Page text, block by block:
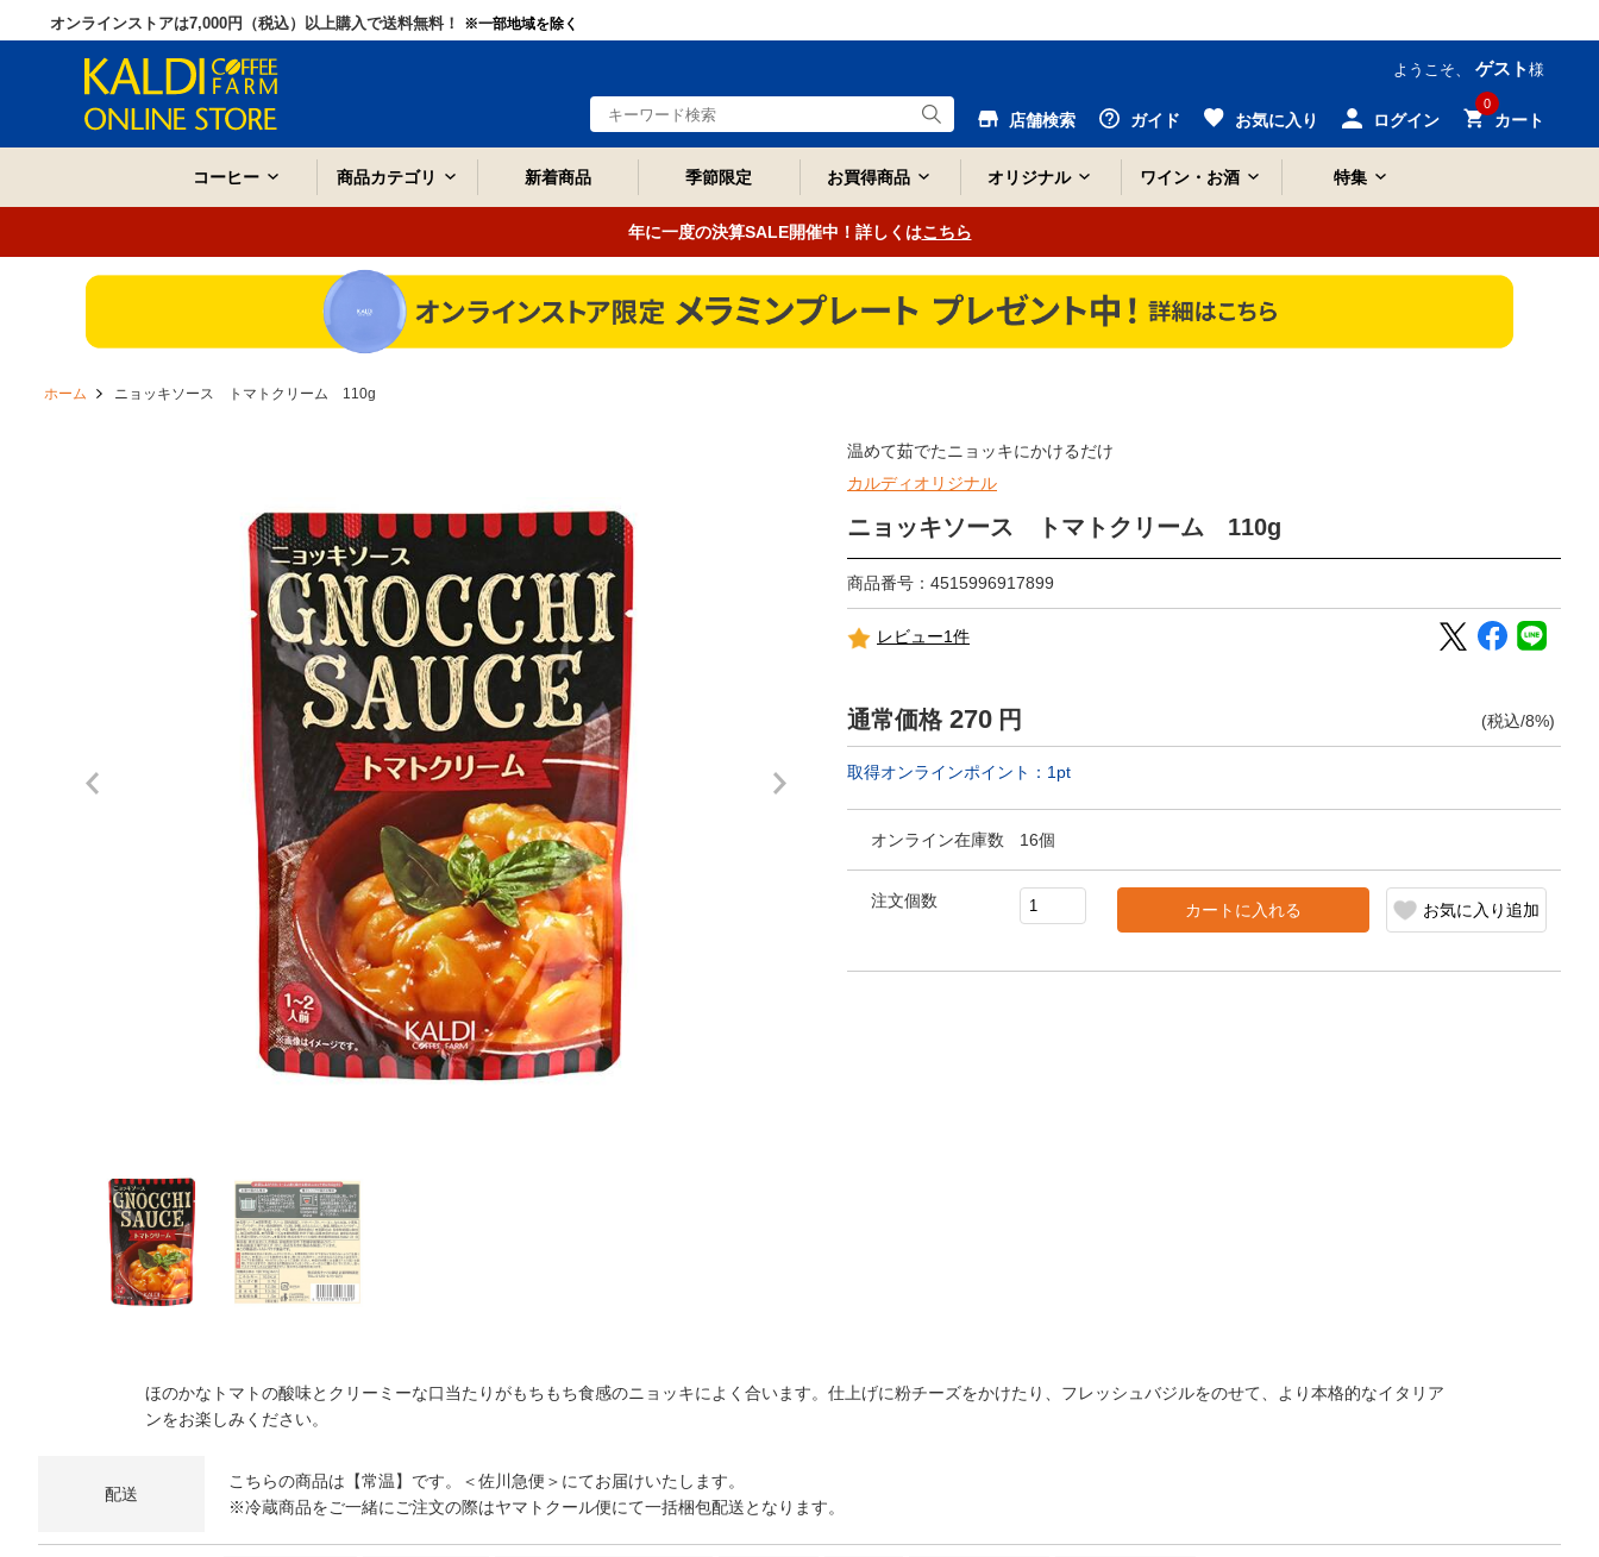
オンラインストアは7,000円（税込）以上購入で送料無料！ ※一部地域を除く
ようこそ、 ゲスト 様
店舗検索 ガイド お気に入り ログイン
0
カート
コーヒー 商品カテゴリ 新着商品 季節限定 お買得商品 オリジナル ワイン・お酒 特集
年に一度の決算SALE開催中！詳しくはこちら
ホーム ニョッキソース トマトクリーム 110g
温めて茹でたニョッキにかけるだけ
カルディオリジナル
ニョッキソース トマトクリーム 110g
商品番号：4515996917899
レビュー1件
通常価格 270 円 (税込/8%)
取得オンラインポイント： 1 pt
オンライン在庫数 16個
注文個数
カートに入れる お気に入り追加
ほのかなトマトの酸味とクリーミーな口当たりがもちもち食感のニョッキによく合います。仕上げに粉チーズをかけたり、フレッシュバジルをのせて、より本格的なイタリア
ンをお楽しみください。
配送
こちらの商品は【常温】です。＜佐川急便＞にてお届けいたします。
※冷蔵商品をご一緒にご注文の際はヤマトクール便にて一括梱包配送となります。